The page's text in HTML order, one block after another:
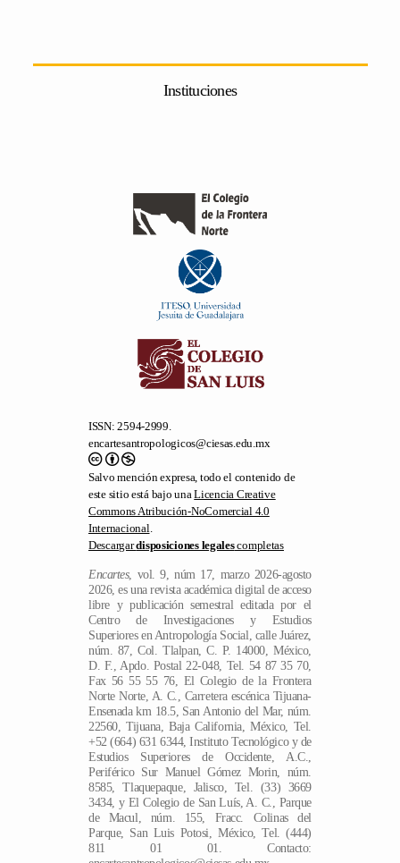
Instituciones
encartesantropologicos@ciesas.edu.mx
Salvo mención expresa, todo el contenido de
este sitio está bajo una
Licencia Creative
Commons Atribución-NoComercial 4.0
Internacional
Descargar
disposiciones legales
Encartes, vol. 9, núm 17, marzo 2026-agosto
libre y publicación semestral editada por el
Centro de Investigaciones y Estudios
Superiores en Antropología Social, calle Juárez,
núm. 87, Col. Tlalpan, C. P. 14000, México,
D. F., Apdo. Postal 22-048, Tel. 54 87 35 70,
Fax 56 55 55 76, El Colegio de la Frontera
Norte Norte, A. C., Carretera escénica Tijuana-
Ensenada km 18.5, San Antonio del Mar, núm.
22560, Tijuana, Baja California, México, Tel.
+52 (664) 631 6344, Instituto Tecnológico y de
Estudios Superiores de Occidente, A.C.,
Periférico Sur Manuel Gómez Morin, núm.
8585, Tlaquepaque, Jalisco, Tel. (33) 3669
3434, y El Colegio de San Luís, A. C., Parque
de Macul, núm. 155, Fracc. Colinas del
Parque, San Luis Potosi, México, Tel. (444)
811 01 01. Contacto:
encartesantropologicos@ciesas.edu.mx.
Directora de la revista: Ángela Renée de la